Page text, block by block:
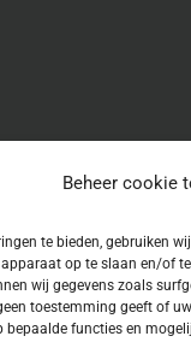
Beheer cookie
te bieden, gebruiken
op te slaan en/of
wij gegevens zoals
toestemming geeft of
bepaalde functies en
is verleend. Indien